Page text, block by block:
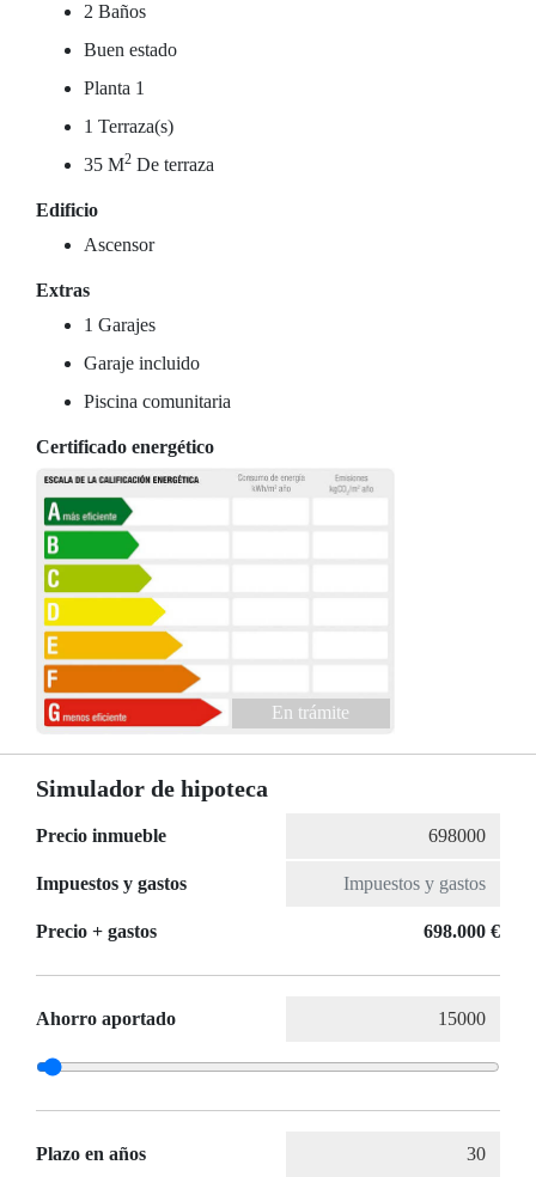
2 Baños
Buen estado
Planta 1
1 Terraza(s)
35 M2 De terraza
Edificio
Ascensor
Extras
1 Garajes
Garaje incluido
Piscina comunitaria
Certificado energético
En trámite
Simulador de hipoteca
Precio inmueble
Impuestos y gastos
Precio + gastos 698.000 €
Ahorro aportado
Plazo en años